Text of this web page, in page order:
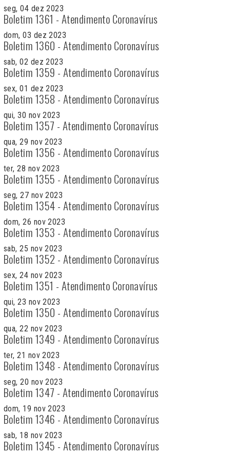
seg, 04 dez 2023
Boletim 1361 - Atendimento Coronavírus
dom, 03 dez 2023
Boletim 1360 - Atendimento Coronavírus
sab, 02 dez 2023
Boletim 1359 - Atendimento Coronavírus
sex, 01 dez 2023
Boletim 1358 - Atendimento Coronavírus
qui, 30 nov 2023
Boletim 1357 - Atendimento Coronavírus
qua, 29 nov 2023
Boletim 1356 - Atendimento Coronavírus
ter, 28 nov 2023
Boletim 1355 - Atendimento Coronavírus
seg, 27 nov 2023
Boletim 1354 - Atendimento Coronavírus
dom, 26 nov 2023
Boletim 1353 - Atendimento Coronavírus
sab, 25 nov 2023
Boletim 1352 - Atendimento Coronavírus
sex, 24 nov 2023
Boletim 1351 - Atendimento Coronavírus
qui, 23 nov 2023
Boletim 1350 - Atendimento Coronavírus
qua, 22 nov 2023
Boletim 1349 - Atendimento Coronavírus
ter, 21 nov 2023
Boletim 1348 - Atendimento Coronavírus
seg, 20 nov 2023
Boletim 1347 - Atendimento Coronavírus
dom, 19 nov 2023
Boletim 1346 - Atendimento Coronavírus
sab, 18 nov 2023
Boletim 1345 - Atendimento Coronavírus